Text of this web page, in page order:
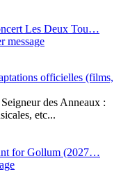
Les Deux Tou…
message
officielles (films,
des Anneaux :
etc...
for Gollum (2027…